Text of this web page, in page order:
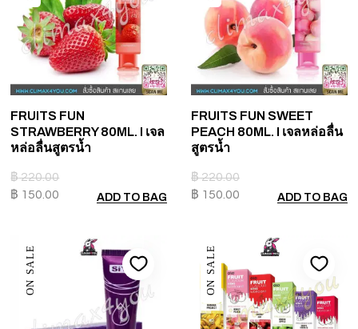
FRUITS FUN
STRAWBERRY 80ML. I เจล
หล่อลื่นสูตรน้ำ
฿220.00
฿ 150.00 ADD TO BAG
FRUITS FUN SWEET
PEACH 80ML. I เจลหล่อลื่น
สูตรน้ำ
฿220.00
฿ 150.00 ADD TO BAG
ON SALE ON SALE